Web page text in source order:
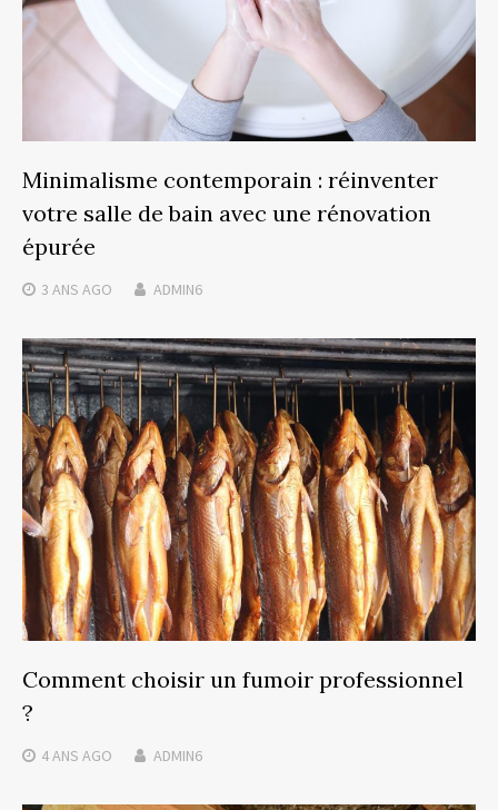
Minimalisme contemporain : réinventer
votre salle de bain avec une rénovation
épurée
3 ANS AGO ADMIN6
Comment choisir un fumoir professionnel
?
4 ANS AGO ADMIN6